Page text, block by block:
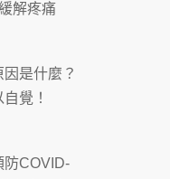
顧發展歷程與
戰：健康好禮
解疼痛
是什麼？
覺！
防COVID-